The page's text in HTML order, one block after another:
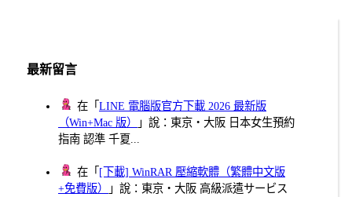
最新留言
在「LINE 電腦版官方下載 2026 最新版
（Win+Mac 版）
」說：東京・大阪 日本女生預約
指南 認準 千夏...
在「 [下載] WinRAR 壓縮軟體（繁體中文版
+免費版）
」說：東京・大阪 高級派遣サービス